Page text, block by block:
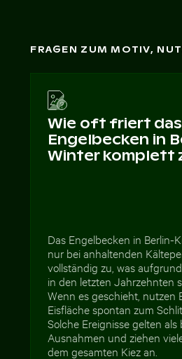
FRAGEN ZUM MOTIV,
Wie oft friert das
Engelbecken in
Winter komplett
Das Engelbecken in Berlin-
nur bei anhaltenden
vollständig zu, was
in den letzten Jahrzehnten
Wenn es geschieht, nutzen
Eisfläche spontan zum
Solche Ereignisse gelten als
Ausnahmen und ziehen
dem gesamten Kiez an.